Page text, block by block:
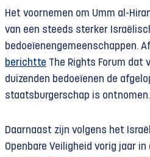
Het voornemen om Umm al-
van een steeds sterker
bedoeïenengemeenschappen.
berichtte The Rights Forum dat
duizenden bedoeïenen de
staatsburgerschap is ontnomen.
Daarnaast zijn volgens het
Openbare Veiligheid vorig jaar